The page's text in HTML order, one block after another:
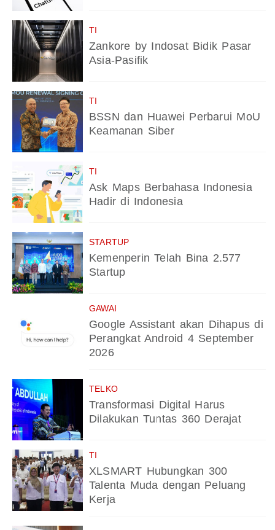
TI
Zankore by Indosat Bidik Pasar
Asia-Pasifik
TI
BSSN dan Huawei Perbarui MoU
Keamanan Siber
TI
Ask Maps Berbahasa Indonesia
Hadir di Indonesia
STARTUP
Kemenperin Telah Bina 2.577
Startup
GAWAI
Google Assistant akan Dihapus di
Perangkat Android 4 September
2026
TELKO
Transformasi Digital Harus
Dilakukan Tuntas 360 Derajat
TI
XLSMART Hubungkan 300
Talenta Muda dengan Peluang
Kerja